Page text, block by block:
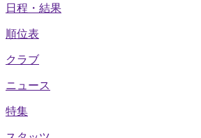
日程・結果
順位表
クラブ
ニュース
特集